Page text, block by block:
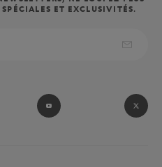
ET EXCLUSIVITÉS.